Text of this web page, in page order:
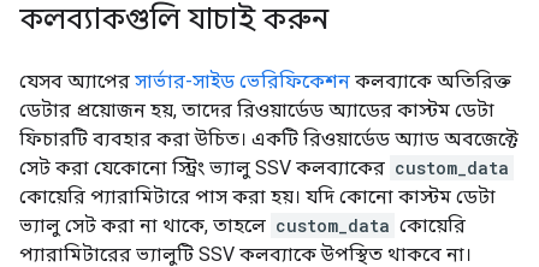
কলব্যাকগুলি যাচাই করুন
যেসব অ্যাপের সার্ভার-সাইড ভেরিফিকেশন কলব্যাকে অতিরিক্ত
ডেটার প্রয়োজন হয়, তাদের রিওয়ার্ডেড অ্যাডের কাস্টম ডেটা
ফিচারটি ব্যবহার করা উচিত। একটি রিওয়ার্ডেড অ্যাড অবজেক্টে
সেট করা যেকোনো স্ট্রিং ভ্যালু SSV কলব্যাকের custom_data
কোয়েরি প্যারামিটারে পাস করা হয়। যদি কোনো কাস্টম ডেটা
ভ্যালু সেট করা না থাকে, তাহলে custom_data কোয়েরি
প্যারামিটারের ভ্যালুটি SSV কলব্যাকে উপস্থিত থাকবে না।